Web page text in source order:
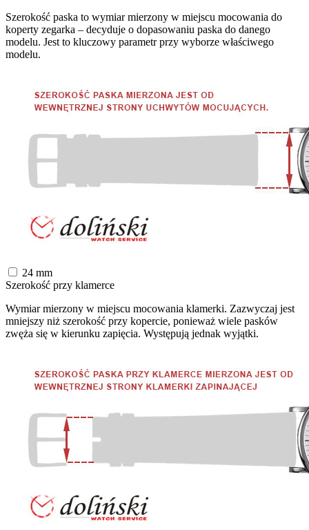
Szerokość paska to wymiar mierzony w miejscu mocowania do
koperty zegarka – decyduje o dopasowaniu paska do danego
modelu. Jest to kluczowy parametr przy wyborze właściwego
modelu.
24 mm
Szerokość przy klamerce
Wymiar mierzony w miejscu mocowania klamerki. Zazwyczaj jest
mniejszy niż szerokość przy kopercie, ponieważ wiele pasków
zwęża się w kierunku zapięcia. Występują jednak wyjątki.